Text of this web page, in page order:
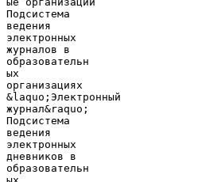
Подсистема
ведения
электронных
журналов в
образовательн
ых
организациях
&laquo;Электронный
журнал&raquo;
Подсистема
ведения
электронных
дневников в
образовательн